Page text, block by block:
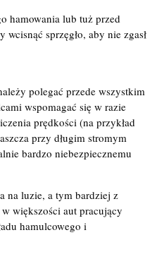
hamowania lub tuż przed
sprzęgło, aby nie zgasł
polegać przede wszystkim
wspomagać się w razie
prędkości (na przykład
przy długim stromym
bardzo niebezpiecznemu
na luzie, a tym bardziej z
większości aut pracujący
hamulcowego i